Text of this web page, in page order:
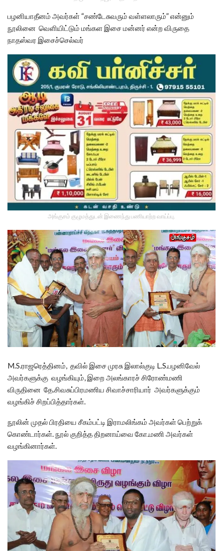
பழனியாதீனம் அவர்கள் “சண்டேசுவரும் வள்ளலாரும்” என்னும்
நூலினை வெளியிட்டும் மங்கள இசை மன்னர் என்ற விருதை
நாதஸ்வர இசைச்செல்வர்
அங்குசம் குழுமத்துடன் இணைந்து பணியாற்ற வாய்ப்பு.
M.S.ராஜரெத்தினம், தவில் இசை முரசு இலால்குடி L.S.பழனிவேல்
அவர்களுக்கு வழங்கியும், இறை அலங்காரச் சிரோண்மணி
விருதினை தே.சிவசுப்பிரமணிய சிவாச்சாரியார் அவர்களுக்கும்
வழங்கிச் சிறப்பித்தார்கள்.
நூலின் முதல் பிரதியை சீகம்பட்டி இராமலிங்கம் அவர்கள் பெற்றுக்
கொண்டார்கள். நூல் குறித்த திறனாய்வை கோ.மணி அவர்கள்
வழங்கினார்கள்.